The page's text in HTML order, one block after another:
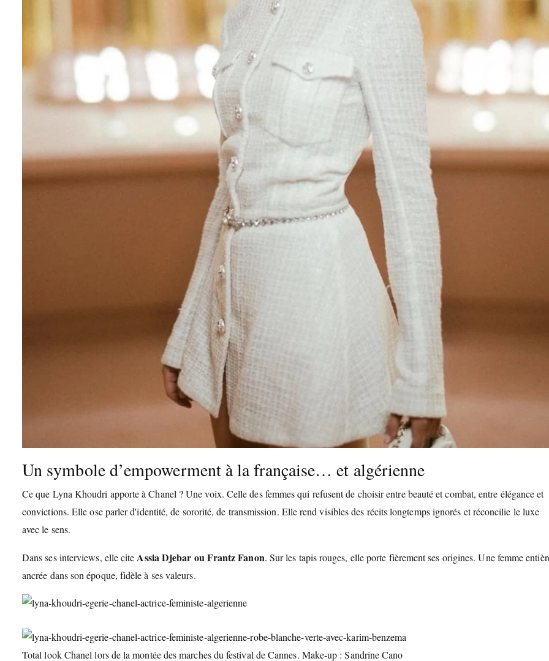
Un symbole d’empowerment à la française… et algérienne
Ce que Lyna Khoudri apporte à Chanel ? Une voix. Celle des femmes qui refusent de choisir entre beauté et combat, entre élégance et
convictions. Elle ose parler d'identité, de sororité, de transmission. Elle rend visibles des récits longtemps ignorés et réconcilie le luxe
avec le sens.
Dans ses interviews, elle cite Assia Djebar ou Frantz Fanon. Sur les tapis rouges, elle porte fièrement ses origines. Une femme
ancrée dans son époque, fidèle à ses valeurs.
Total look Chanel lors de la montée des marches du festival de Cannes. Make-up : Sandrine Cano